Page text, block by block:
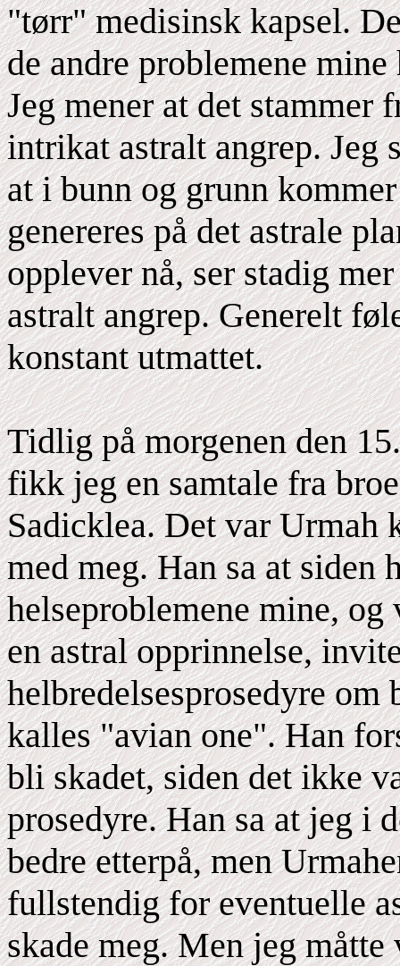
"tørr" medisinsk kapsel.
de andre problemene
Jeg mener at det stammer
intrikat astralt angrep. Jeg
at i bunn og grunn
genereres på det astrale
opplever nå, ser stadig
astralt angrep. Generelt
konstant utmattet.
Tidlig på morgenen den
fikk jeg en samtale fra
Sadicklea. Det var Urmah
med meg. Han sa at siden
helseproblemene mine,
en astral opprinnelse,
helbredelsesprosedyre om
kalles "avian one". Han
bli skadet, siden det ikke
prosedyre. Han sa at jeg i
bedre etterpå, men
fullstendig for eventuelle
skade meg. Men jeg